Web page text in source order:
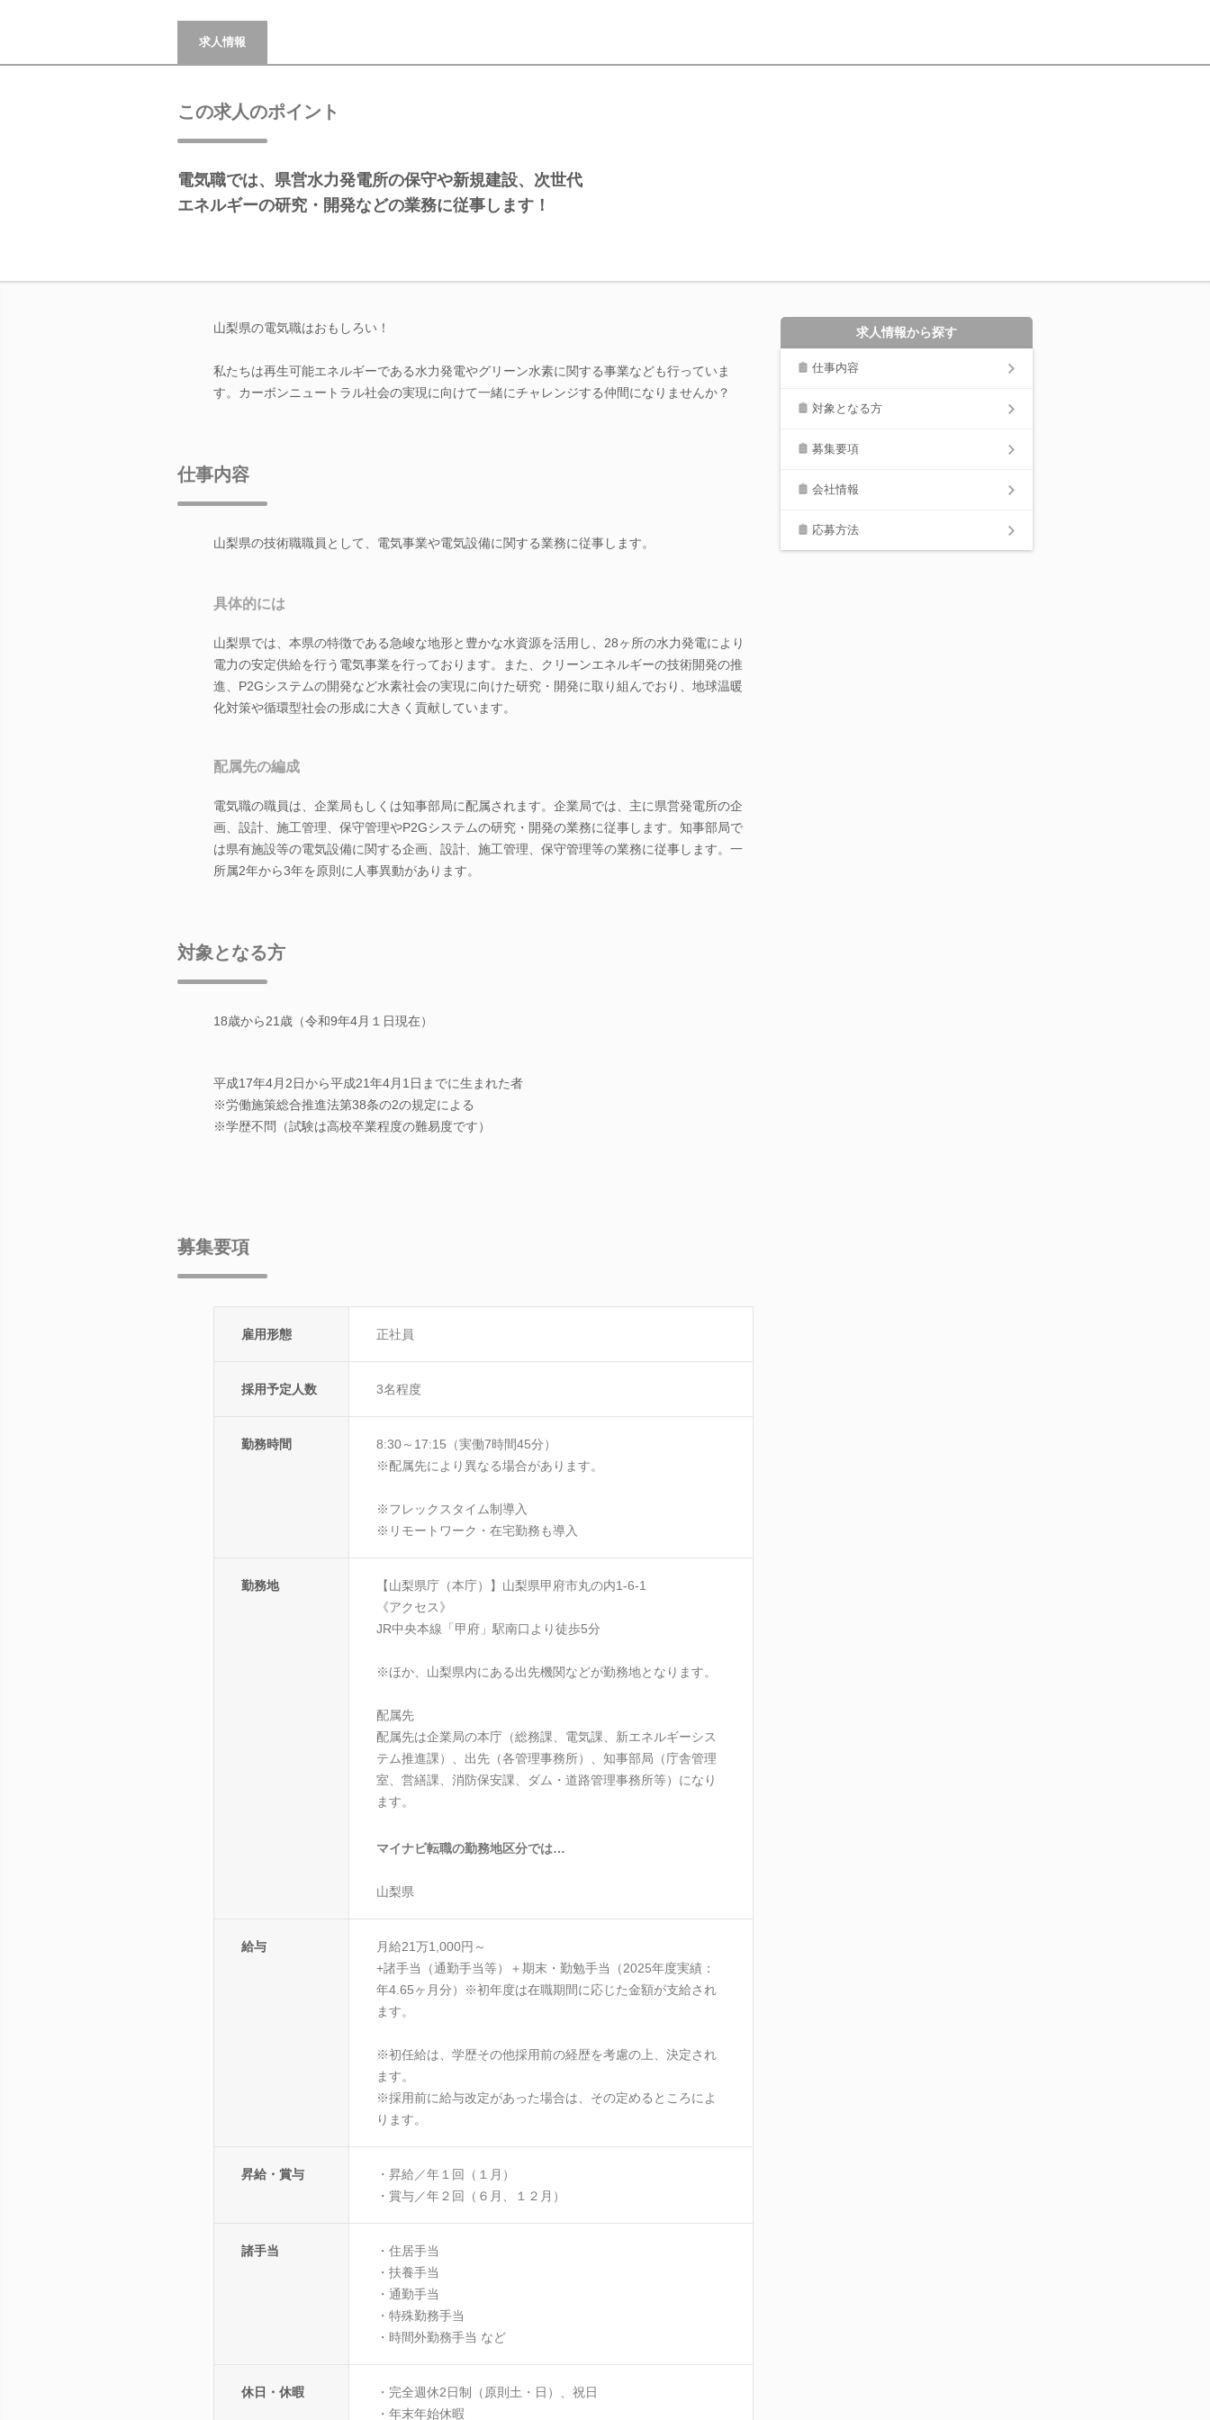
求人情報
この求人のポイント
電気職では、県営水力発電所の保守や新規建設、次世代
エネルギーの研究・開発などの業務に従事します！
山梨県の電気職はおもしろい！
私たちは再生可能エネルギーである水力発電やグリーン水素に関する事業なども行っていま
す。カーボンニュートラル社会の実現に向けて一緒にチャレンジする仲間になりませんか？
仕事内容
山梨県の技術職職員として、電気事業や電気設備に関する業務に従事します。
具体的には
山梨県では、本県の特徴である急峻な地形と豊かな水資源を活用し、28ヶ所の水力発電により
電力の安定供給を行う電気事業を行っております。また、クリーンエネルギーの技術開発の推
進、P2Gシステムの開発など水素社会の実現に向けた研究・開発に取り組んでおり、地球温暖
化対策や循環型社会の形成に大きく貢献しています。
配属先の編成
電気職の職員は、企業局もしくは知事部局に配属されます。企業局では、主に県営発電所の企
画、設計、施工管理、保守管理やP2Gシステムの研究・開発の業務に従事します。知事部局で
は県有施設等の電気設備に関する企画、設計、施工管理、保守管理等の業務に従事します。一
所属2年から3年を原則に人事異動があります。
対象となる方
18歳から21歳（令和9年4月１日現在）
平成17年4月2日から平成21年4月1日までに生まれた者
※労働施策総合推進法第38条の2の規定による
※学歴不問（試験は高校卒業程度の難易度です）
募集要項
雇用形態 正社員
採用予定人数 3名程度
勤務時間
8:30～17:15（実働7時間45分）
※配属先により異なる場合があります。
※フレックスタイム制導入
※リモートワーク・在宅勤務も導入
勤務地
【山梨県庁（本庁）】山梨県甲府市丸の内1-6-1
《アクセス》
JR中央本線「甲府」駅南口より徒歩5分
※ほか、山梨県内にある出先機関などが勤務地となります。
配属先
配属先は企業局の本庁（総務課、電気課、新エネルギーシス
テム推進課）、出先（各管理事務所）、知事部局（庁舎管理
室、営繕課、消防保安課、ダム・道路管理事務所等）になり
ます。
マイナビ転職の勤務地区分では…
山梨県
給与
月給21万1,000円～
+諸手当（通勤手当等）＋期末・勤勉手当（2025年度実績：
年4.65ヶ月分）※初年度は在職期間に応じた金額が支給され
ます。
※初任給は、学歴その他採用前の経歴を考慮の上、決定され
ます。
※採用前に給与改定があった場合は、その定めるところによ
ります。
昇給・賞与
・昇給／年１回（１月）
・賞与／年２回（６月、１２月）
諸手当
・住居手当
・扶養手当
・通勤手当
・特殊勤務手当
・時間外勤務手当 など
休日・休暇
・完全週休2日制（原則土・日）、祝日
・年末年始休暇
求人情報から探す
仕事内容
対象となる方
募集要項
会社情報
応募方法